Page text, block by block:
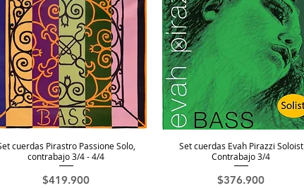
Vista rápida
cuerdas Pirastro Passione Solo,
contrabajo 3/4 - 4/4
Precio
$419.900
Vista rápida
Set cuerdas Evah Pirazzi Soloist
Contrabajo 3/4
Precio
$376.900